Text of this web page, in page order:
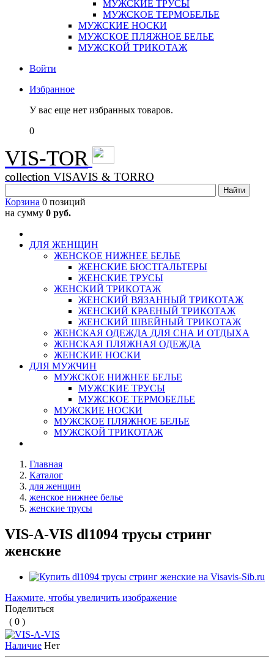
МУЖСКИЕ ТРУСЫ
МУЖСКОЕ ТЕРМОБЕЛЬЕ
МУЖСКИЕ НОСКИ
МУЖСКОЕ ПЛЯЖНОЕ БЕЛЬЕ
МУЖСКОЙ ТРИКОТАЖ
Войти
Избранное
У вас еще нет избранных товаров.
0
VIS-TOR
collection VISAVIS & TORRO
Корзина 0 позиций
на сумму 0 руб.
ДЛЯ ЖЕНЩИН
ЖЕНСКОЕ НИЖНЕЕ БЕЛЬЕ
ЖЕНСКИЕ БЮСТГАЛЬТЕРЫ
ЖЕНСКИЕ ТРУСЫ
ЖЕНСКИЙ ТРИКОТАЖ
ЖЕНСКИЙ ВЯЗАННЫЙ ТРИКОТАЖ
ЖЕНСКИЙ КРАЕНЫЙ ТРИКОТАЖ
ЖЕНСКИЙ ШВЕЙНЫЙ ТРИКОТАЖ
ЖЕНСКАЯ ОДЕЖДА ДЛЯ СНА И ОТДЫХА
ЖЕНСКАЯ ПЛЯЖНАЯ ОДЕЖДА
ЖЕНСКИЕ НОСКИ
ДЛЯ МУЖЧИН
МУЖСКОЕ НИЖНЕЕ БЕЛЬЕ
МУЖСКИЕ ТРУСЫ
МУЖСКОЕ ТЕРМОБЕЛЬЕ
МУЖСКИЕ НОСКИ
МУЖСКОЕ ПЛЯЖНОЕ БЕЛЬЕ
МУЖСКОЙ ТРИКОТАЖ
Главная
Каталог
для женщин
женское нижнее белье
женские трусы
VIS-A-VIS dl1094 трусы стринг
женские
Нажмите, чтобы увеличить изображение
Поделиться
( 0 )
Наличие Нет